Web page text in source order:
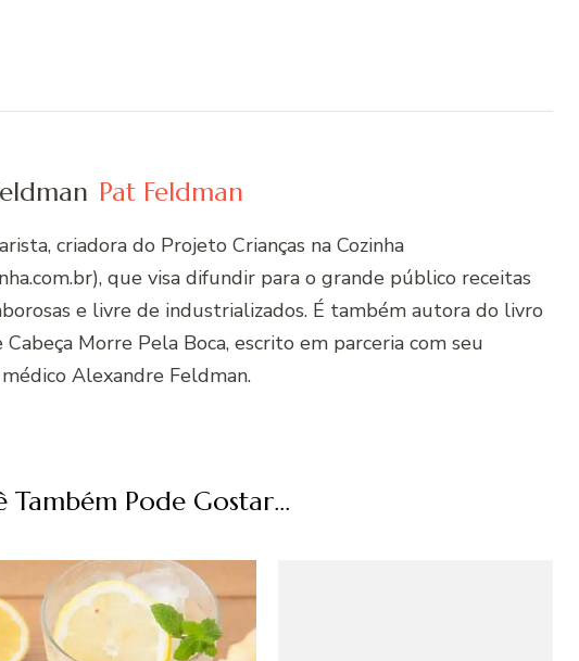
Pat Feldman
criadora do Projeto Crianças na Cozinha
que visa difundir para o grande público receitas
e livre de industrializados. É também autora do livro
Morre Pela Boca, escrito em parceria com seu
Alexandre Feldman.
Também Pode Gostar...